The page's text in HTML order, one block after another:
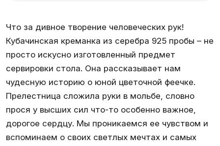
Что за дивное творение человеческих рук!
Кубачинская креманка из серебра 925 пробы – не
просто искусно изготовленный предмет
сервировки стола. Она рассказывает нам
чудесную историю о юной цветочной феечке.
Прелестница сложила руки в мольбе, словно
прося у высших сил что-то особенно важное,
дорогое сердцу. Мы проникаемся ее чувством и
вспоминаем о своих светлых мечтах и самых